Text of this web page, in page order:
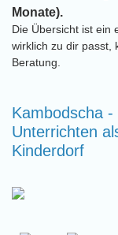
Monate).
Die Übersicht ist ein
wirklich zu dir passt,
Beratung.
Kambodscha -
Unterrichten
Kinderdorf